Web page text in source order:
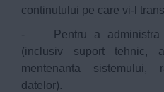
continutului pe care vi-l
- Pentru a administra
(inclusiv suport tehnic,
mentenanta sistemului,
datelor).